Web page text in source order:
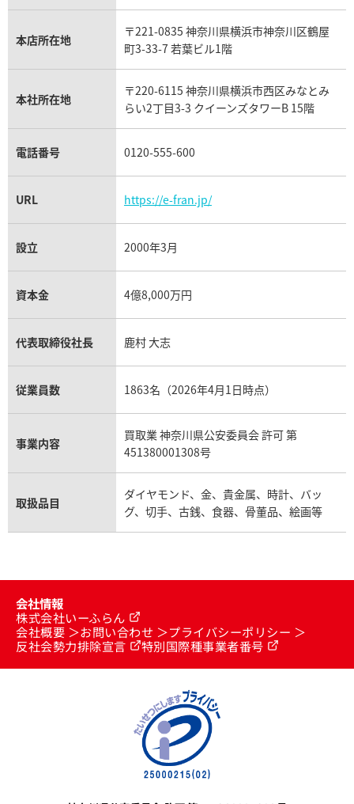
カルティエ買取
フランク ミュラー買取
リシャール・ミル買取
パネライ買取
チューダー（チュードル）買取
本店所在地
〒221-0835 神奈川県横浜市神奈川区鶴屋
町3-33-7 若葉ビル1階
本社所在地
〒220-6115 神奈川県横浜市西区みなとみ
らい2丁目3-3 クイーンズタワーB 15階
電話番号 0120-555-600
URL https://e-fran.jp/
設立 2000年3月
資本金 4億8,000万円
代表取締役社長 鹿村 大志
従業員数 1863名（2026年4月1日時点）
事業内容
買取業 神奈川県公安委員会 許可 第
451380001308号
取扱品目
ダイヤモンド、金、貴金属、時計、バッ
グ、切手、古銭、食器、骨董品、絵画等
会社情報
株式会社いーふらん
会社概要
お問い合わせ
プライバシーポリシー
反社会勢力排除宣言
特別国際種事業者番号